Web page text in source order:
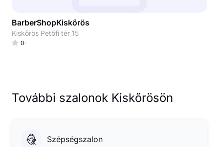
BarberShopKiskőrös
Kiskőrös Petőfi tér 15
0
További szalonok Kiskőrösön
Szépségszalon